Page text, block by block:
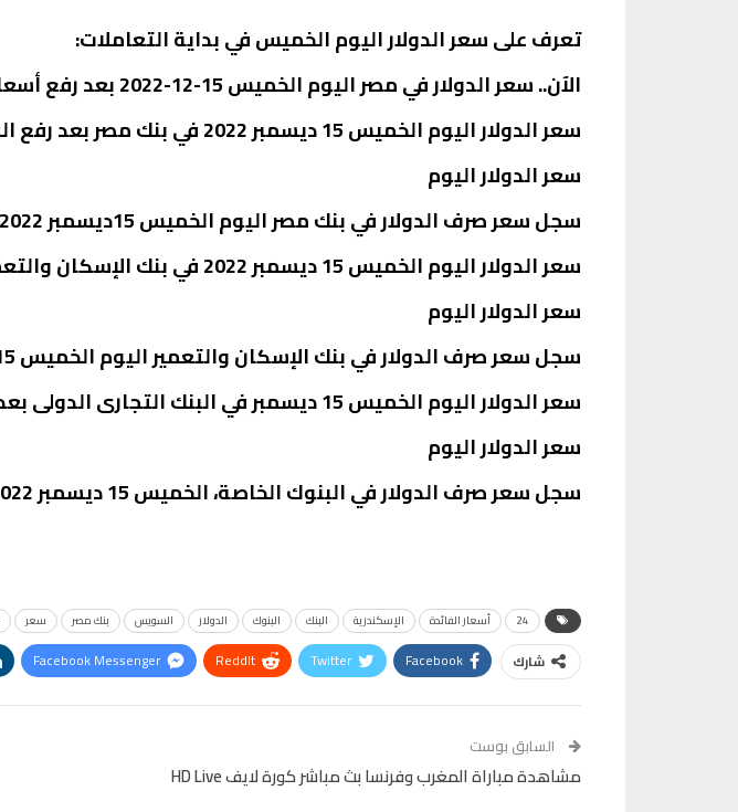
تعرف على سعر الدولار اليوم الخميس في بداية التعاملات:
الآن.. سعر الدولار في مصر اليوم الخميس 15-12-2022 بعد رفع أسعار الفائدة
سعر الدولار اليوم الخميس 15 ديسمبر 2022 في بنك مصر بعد رفع الفائدة:
سعر الدولار اليوم
سجل سعر صرف الدولار في بنك مصر اليوم الخميس 15ديسمبر 2022، سعر24.61 جنيه للشراء و24.66 جنيه للبيع.
سعر الدولار اليوم الخميس 15 ديسمبر 2022 في بنك الإسكان والتعمير بعد رفع الفائدة:
سعر الدولار اليوم
سجل سعر صرف الدولار في بنك الإسكان والتعمير اليوم الخميس 15 ديسمبر 2022، 24.67 جنيه للشراء و24.72 جنيه للبيع.
سعر الدولار اليوم الخميس 15 ديسمبر في البنك التجارى الدولى بعد رفع الفائدة:
سعر الدولار اليوم
سجل سعر صرف الدولار في البنوك الخاصة، الخميس 15 ديسمبر 2022، 24.65 جنيه للشراء و24.72 جنيه للبيع.
24 أسعار الفائدة الإسكندرية البنك البنوك الدولار السويس بنك مصر سعر
شارك Facebook
Twitter
ReddIt
Facebook Messenger
السابق بوست
مشاهدة مباراة المغرب وفرنسا بث مباشر كورة لايف HD Live